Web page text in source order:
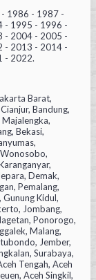
1986 - 1987 -
- 1995 - 1996 -
- 2004 - 2005 -
- 2013 - 2014 -
- 2022.
Barat,
Bandung,
Majalengka,
Bekasi,
Demak,
Pemalang,
Gunung Kidul,
Jombang,
Ponorogo,
Malang,
Jember,
Surabaya,
Tengah, Aceh
Aceh Singkil,